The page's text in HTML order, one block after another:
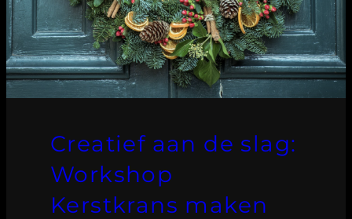
Creatief aan de slag:
Workshop
Kerstkrans maken